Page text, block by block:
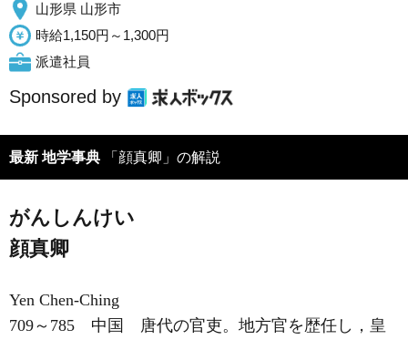
山形県 山形市
時給1,150円～1,300円
派遣社員
Sponsored by
最新 地学事典 「顔真卿」の解説
がんしんけい
顔真卿
Yen Chen-Ching
709～785 中国 唐代の官吏。地方官を歴任し，皇